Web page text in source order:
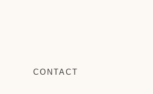
CONTACT